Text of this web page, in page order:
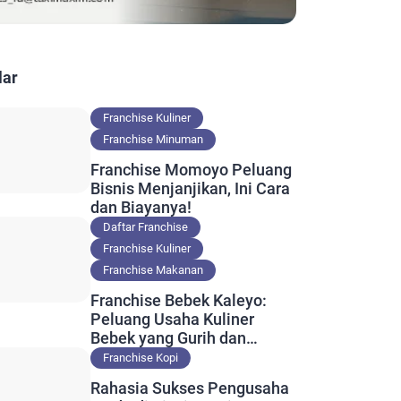
Franchise Kuliner
Franchise Minuman
Franchise Momoyo Peluang
Bisnis Menjanjikan, Ini Cara
dan Biayanya!
Daftar Franchise
Franchise Kuliner
Franchise Makanan
Franchise Bebek Kaleyo:
Peluang Usaha Kuliner
Bebek yang Gurih dan
Nikmat
Franchise Kopi
Rahasia Sukses Pengusaha